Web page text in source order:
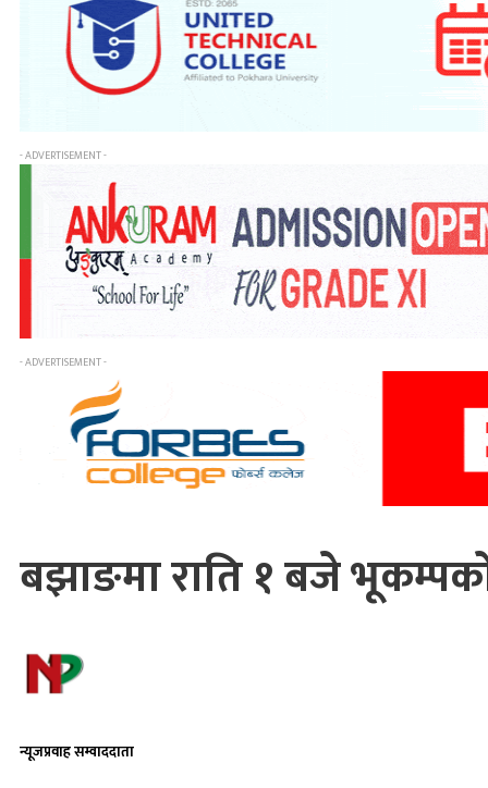
- ADVERTISEMENT -
- ADVERTISEMENT -
बझाङमा राति १ बजे
न्यूजप्रवाह सम्वाददाता